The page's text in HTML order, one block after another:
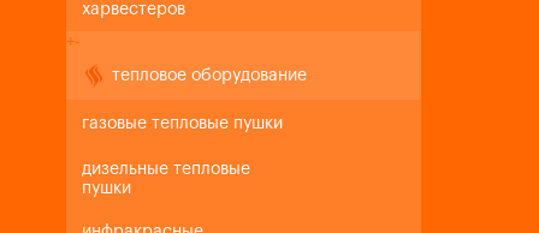
харвестеров
+-
тепловое оборудование
газовые тепловые пушки
дизельные тепловые
пушки